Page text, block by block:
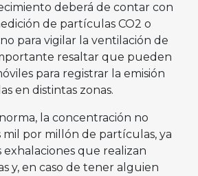
deberá de contar con
de partículas CO2 o
para vigilar la ventilación de
resaltar que pueden
para registrar la emisión
en distintas zonas.
la concentración no
mil por millón de partículas, ya
exhalaciones que realizan
y, en caso de tener alguien